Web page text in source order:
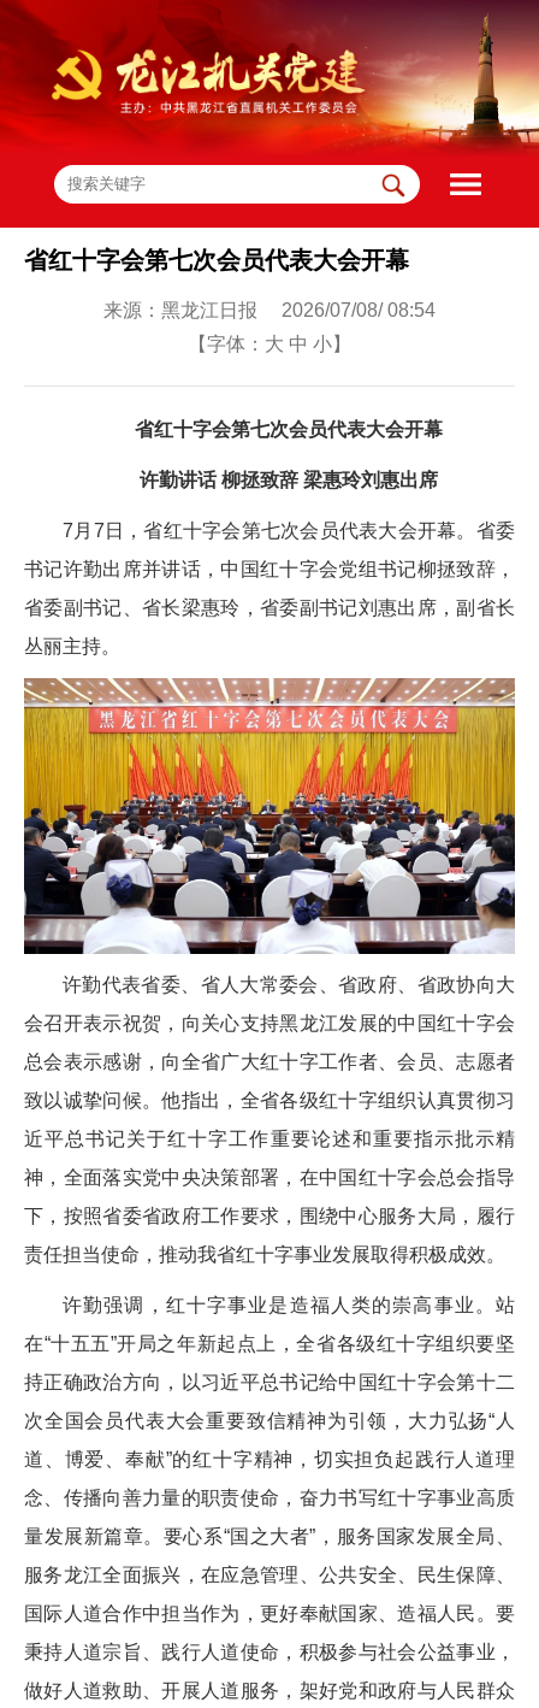
省红十字会第七次会员代表大会开幕
来源：黑龙江日报 2026/07/08/ 08:54
【字体： 大 中 小】
省红十字会第七次会员代表大会开幕
许勤讲话 柳拯致辞 梁惠玲刘惠出席
7月7日，省红十字会第七次会员代表大会开幕。省委
书记许勤出席并讲话，中国红十字会党组书记柳拯致辞，
省委副书记、省长梁惠玲，省委副书记刘惠出席，副省长
丛丽主持。
许勤代表省委、省人大常委会、省政府、省政协向大
会召开表示祝贺，向关心支持黑龙江发展的中国红十字会
总会表示感谢，向全省广大红十字工作者、会员、志愿者
致以诚挚问候。他指出，全省各级红十字组织认真贯彻习
近平总书记关于红十字工作重要论述和重要指示批示精
神，全面落实党中央决策部署，在中国红十字会总会指导
下，按照省委省政府工作要求，围绕中心服务大局，履行
责任担当使命，推动我省红十字事业发展取得积极成效。
许勤强调，红十字事业是造福人类的崇高事业。站
在“十五五”开局之年新起点上，全省各级红十字组织要坚
持正确政治方向，以习近平总书记给中国红十字会第十二
次全国会员代表大会重要致信精神为引领，大力弘扬“人
道、博爱、奉献”的红十字精神，切实担负起践行人道理
念、传播向善力量的职责使命，奋力书写红十字事业高质
量发展新篇章。要心系“国之大者”，服务国家发展全局、
服务龙江全面振兴，在应急管理、公共安全、民生保障、
国际人道合作中担当作为，更好奉献国家、造福人民。要
秉持人道宗旨、践行人道使命，积极参与社会公益事业，
做好人道救助、开展人道服务，架好党和政府与人民群众